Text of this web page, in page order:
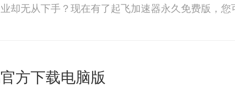
却无从下手？现在有了起飞加速器永久免费版，
方下载电脑版